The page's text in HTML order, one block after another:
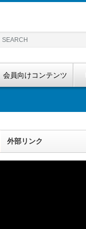
会員向けコンテンツ
外部リンク